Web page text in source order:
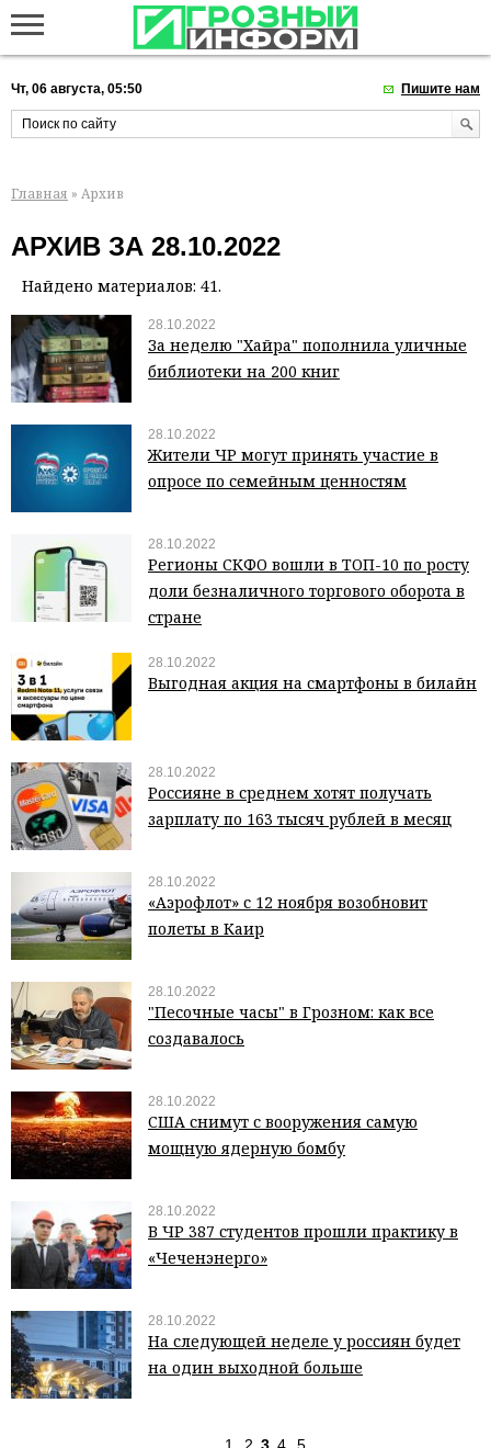
Чт, 06 августа, 05:50 Пишите нам
Главная » Архив
АРХИВ ЗА 28.10.2022
Найдено материалов: 41.
28.10.2022
За неделю "Хайра" пополнила уличные
библиотеки на 200 книг
28.10.2022
Жители ЧР могут принять участие в
опросе по семейным ценностям
28.10.2022
Регионы СКФО вошли в ТОП-10 по росту
доли безналичного торгового оборота в
стране
28.10.2022
Выгодная акция на смартфоны в билайн
28.10.2022
Россияне в среднем хотят получать
зарплату по 163 тысяч рублей в месяц
28.10.2022
«Аэрофлот» с 12 ноября возобновит
полеты в Каир
28.10.2022
"Песочные часы" в Грозном: как все
создавалось
28.10.2022
США снимут с вооружения самую
мощную ядерную бомбу
28.10.2022
В ЧР 387 студентов прошли практику в
«Чеченэнерго»
28.10.2022
На следующей неделе у россиян будет
на один выходной больше